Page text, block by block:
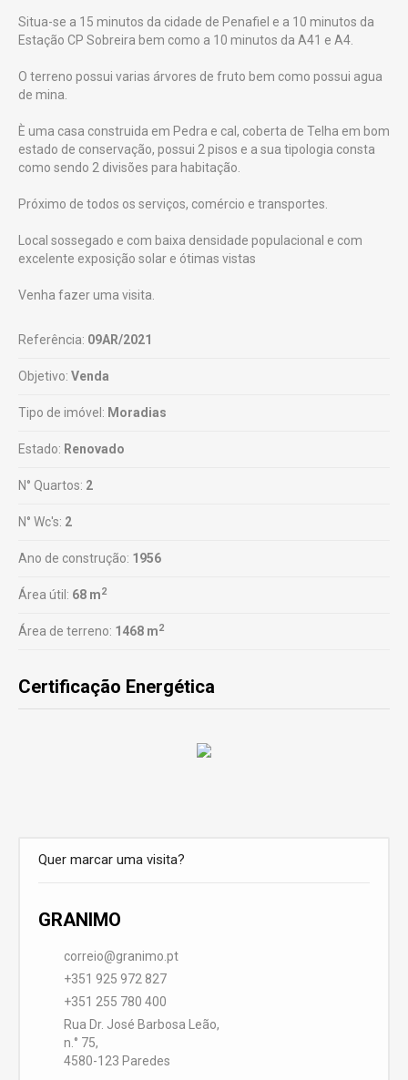
Situa-se a 15 minutos da cidade de Penafiel e a 10 minutos da
Estação CP Sobreira bem como a 10 minutos da A41 e A4.
O terreno possui varias árvores de fruto bem como possui agua
de mina.
È uma casa construida em Pedra e cal, coberta de Telha em bom
estado de conservação, possui 2 pisos e a sua tipologia consta
como sendo 2 divisões para habitação.
Próximo de todos os serviços, comércio e transportes.
Local sossegado e com baixa densidade populacional e com
excelente exposição solar e ótimas vistas
Venha fazer uma visita.
Referência: 09AR/2021
Objetivo: Venda
Tipo de imóvel: Moradias
Estado: Renovado
N° Quartos: 2
N° Wc's: 2
Ano de construção: 1956
Área útil: 68 m2
Área de terreno: 1468 m2
Certificação Energética
Quer marcar uma visita?
GRANIMO
correio@granimo.pt
+351 925 972 827
+351 255 780 400
Rua Dr. José Barbosa Leão,
n.° 75,
4580-123 Paredes